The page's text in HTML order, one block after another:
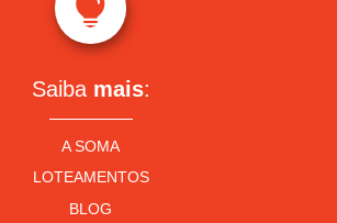

Saiba mais:
A SOMA
LOTEAMENTOS
BLOG